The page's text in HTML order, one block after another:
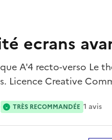
ecrans
A'4 recto-verso Le
Licence Creative
TRÈS RECOMMANDÉE 1 avis